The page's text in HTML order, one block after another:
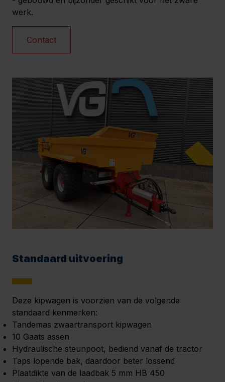
werk.
Contact
Standaard uitvoering
Deze kipwagen is voorzien van de volgende
standaard kenmerken:
Tandemas zwaartransport kipwagen
10 Gaats assen
Hydraulische steunpoot, bediend vanaf de tractor
Taps lopende bak, daardoor beter lossend
Plaatdikte van de laadbak 5 mm HB 450